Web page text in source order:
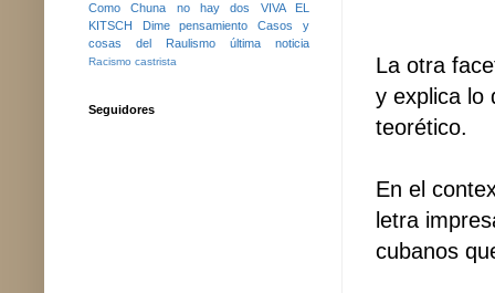
La otra
y explica lo
teorético.
En el
letra
cubanos
Como Chuna no hay dos
VIVA EL
KITSCH
Dime pensamiento
Casos y
cosas del Raulismo
última noticia
Racismo castrista
Seguidores